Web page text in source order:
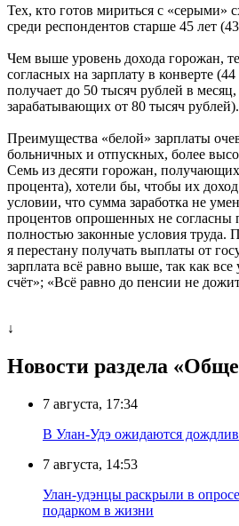
Тех, кто готов мириться с «серыми»
среди респондентов старше 45 лет
Чем выше уровень дохода горожан,
согласных на зарплату в конверте
получает до 50 тысяч рублей в
зарабатывающих от 80 тысяч рублей).
Преимущества «белой» зарплаты
больничных и отпускных, более
Семь из десяти горожан,
процента), хотели бы, чтобы их
условии, что сумма заработка не
процентов опрошенных не согласны
полностью законные условия труда.
я перестану получать выплаты от
зарплата всё равно выше, так как
счёт»; «Всё равно до пенсии не
↓
Новости раздела
7 августа, 17:34
В Улан-Удэ ожидаются
7 августа, 14:53
Улан-удэнцы раскрыли в
подарком в жизни